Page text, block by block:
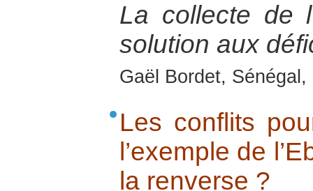
La collecte de
solution aux
Gaël Bordet,
Les conflits
l’exemple de
la renverse ?